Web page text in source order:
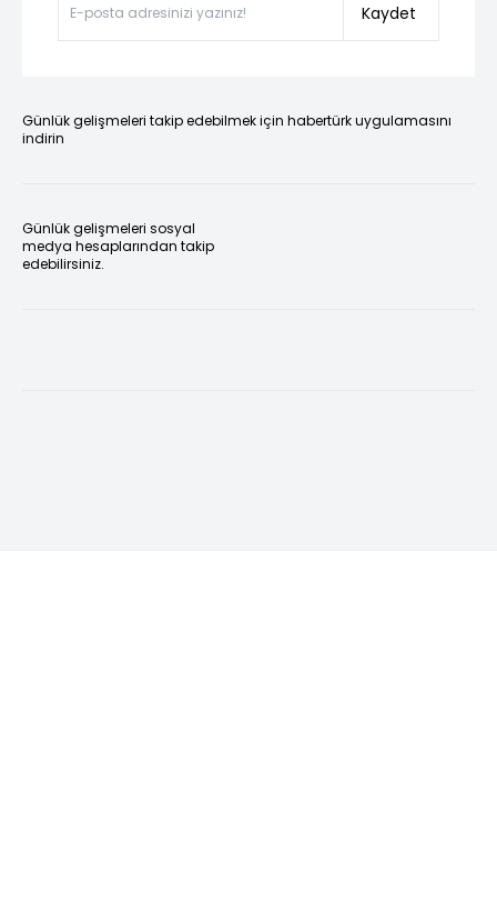
Kaydet
Günlük gelişmeleri takip edebilmek için habertürk uygulamasını
indirin
Günlük gelişmeleri sosyal
medya hesaplarından takip
edebilirsiniz.